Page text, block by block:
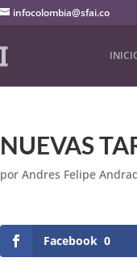
infocolombia@sfai.co
NUEVAS
porAndres Felipe
Facebook 0